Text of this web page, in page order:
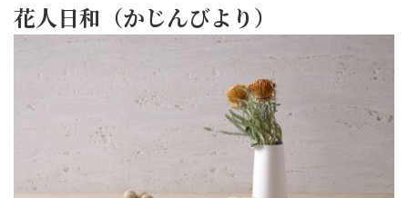
花人日和（かじんびより）